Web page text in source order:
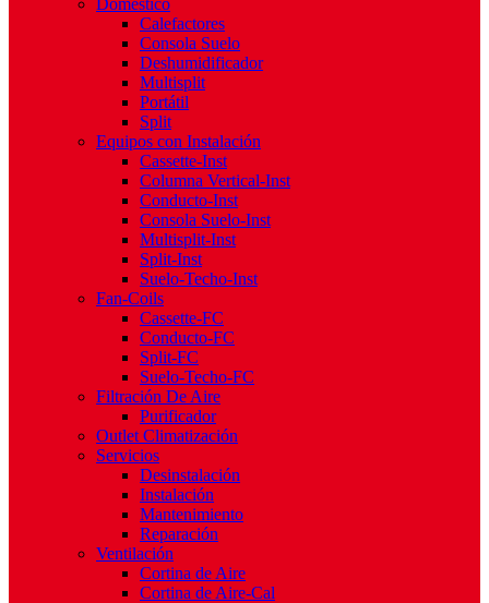
Doméstico
Calefactores
Consola Suelo
Deshumidificador
Multisplit
Portátil
Split
Equipos con Instalación
Cassette-Inst
Columna Vertical-Inst
Conducto-Inst
Consola Suelo-Inst
Multisplit-Inst
Split-Inst
Suelo-Techo-Inst
Fan-Coils
Cassette-FC
Conducto-FC
Split-FC
Suelo-Techo-FC
Filtración De Aire
Purificador
Outlet Climatización
Servicios
Desinstalación
Instalación
Mantenimiento
Reparación
Ventilación
Cortina de Aire
Cortina de Aire-Cal